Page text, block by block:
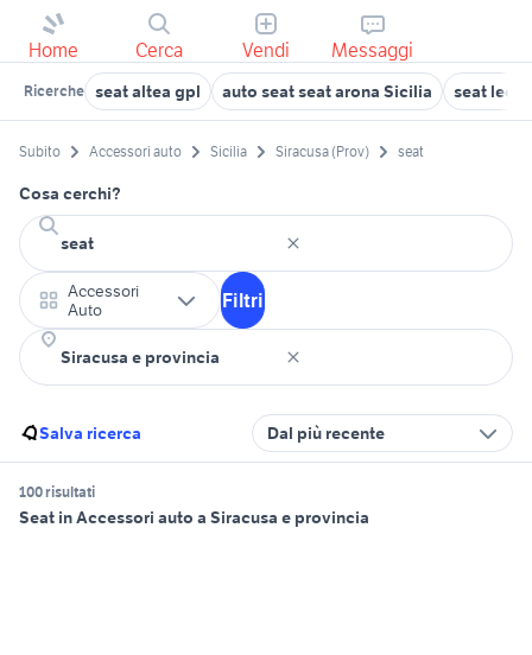
Home Cerca Vendi Messaggi
Ricerche seat altea gpl auto seat seat arona Sicilia seat leon
Subito Accessori auto Sicilia Siracusa (Prov) seat
Cosa cerchi?
Accessori
Auto
Filtri
Salva ricerca Dal più recente
100 risultati
Seat in Accessori auto a Siracusa e provincia